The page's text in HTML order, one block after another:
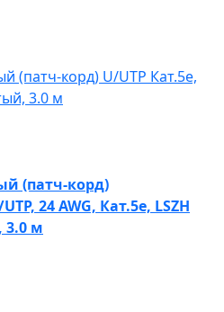
(патч-корд)
24 AWG, Кат.5e, LSZH
3.0 м